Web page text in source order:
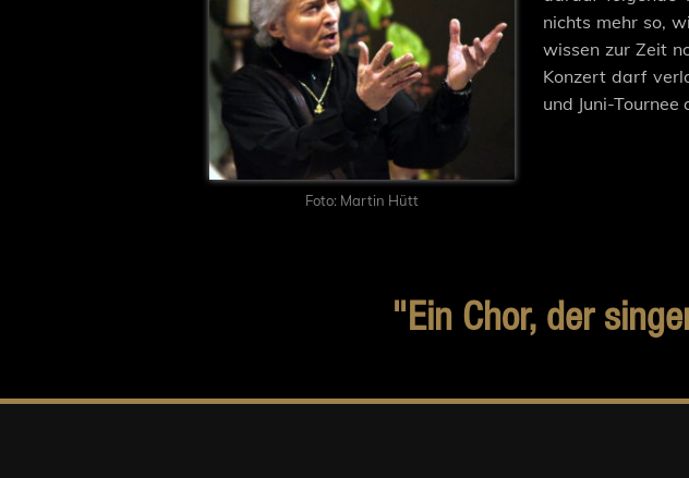
Foto: Martin Hütt
nichts mehr so,
wissen zur Zeit
Konzert darf
und Juni-Tournee
"Ein Chor, der